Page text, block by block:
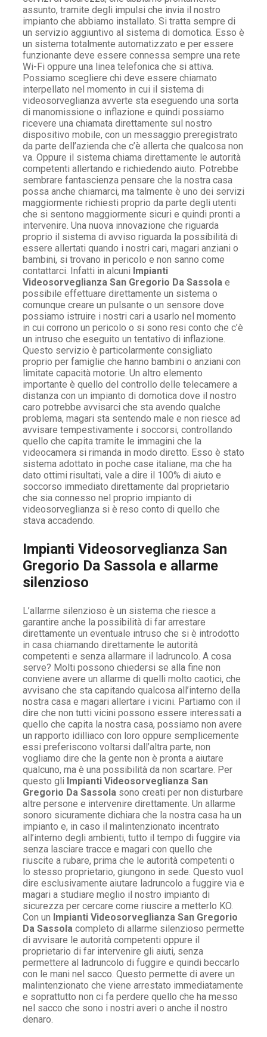
assunto, tramite degli impulsi che invia il nostro
impianto che abbiamo installato. Si tratta sempre di
un servizio aggiuntivo al sistema di domotica. Esso è
un sistema totalmente automatizzato e per essere
funzionante deve essere connessa sempre una rete
Wi-Fi oppure una linea telefonica che si attiva.
Possiamo scegliere chi deve essere chiamato
interpellato nel momento in cui il sistema di
videosorveglianza avverte sta eseguendo una sorta
di manomissione o inflazione e quindi possiamo
ricevere una chiamata direttamente sul nostro
dispositivo mobile, con un messaggio preregistrato
da parte dell’azienda che c’è allerta che qualcosa non
va. Oppure il sistema chiama direttamente le autorità
competenti allertando e richiedendo aiuto. Potrebbe
sembrare fantascienza pensare che la nostra casa
possa anche chiamarci, ma talmente è uno dei servizi
maggiormente richiesti proprio da parte degli utenti
che si sentono maggiormente sicuri e quindi pronti a
intervenire. Una nuova innovazione che riguarda
proprio il sistema di avviso riguarda la possibilità di
essere allertati quando i nostri cari, magari anziani o
bambini, si trovano in pericolo e non sanno come
contattarci. Infatti in alcuni Impianti
Videosorveglianza San Gregorio Da Sassola e
possibile effettuare direttamente un sistema o
comunque creare un pulsante o un sensore dove
possiamo istruire i nostri cari a usarlo nel momento
in cui corrono un pericolo o si sono resi conto che c’è
un intruso che eseguito un tentativo di inflazione.
Questo servizio è particolarmente consigliato
proprio per famiglie che hanno bambini o anziani con
limitate capacità motorie. Un altro elemento
importante è quello del controllo delle telecamere a
distanza con un impianto di domotica dove il nostro
caro potrebbe avvisarci che sta avendo qualche
problema, magari sta sentendo male e non riesce ad
avvisare tempestivamente i soccorsi, controllando
quello che capita tramite le immagini che la
videocamera si rimanda in modo diretto. Esso è stato
sistema adottato in poche case italiane, ma che ha
dato ottimi risultati, vale a dire il 100% di aiuto e
soccorso immediato direttamente dal proprietario
che sia connesso nel proprio impianto di
videosorveglianza si è reso conto di quello che
stava accadendo.
Impianti Videosorveglianza San
Gregorio Da Sassola e allarme
silenzioso
L’allarme silenzioso è un sistema che riesce a
garantire anche la possibilità di far arrestare
direttamente un eventuale intruso che si è introdotto
in casa chiamando direttamente le autorità
competenti e senza allarmare il ladruncolo. A cosa
serve? Molti possono chiedersi se alla fine non
conviene avere un allarme di quelli molto caotici, che
avvisano che sta capitando qualcosa all’interno della
nostra casa e magari allertare i vicini. Partiamo con il
dire che non tutti vicini possono essere interessati a
quello che capita la nostra casa, possiamo non avere
un rapporto idilliaco con loro oppure semplicemente
essi preferiscono voltarsi dall’altra parte, non
vogliamo dire che la gente non è pronta a aiutare
qualcuno, ma è una possibilità da non scartare. Per
questo gli Impianti Videosorveglianza San
Gregorio Da Sassola sono creati per non disturbare
altre persone e intervenire direttamente. Un allarme
sonoro sicuramente dichiara che la nostra casa ha un
impianto e, in caso il malintenzionato incentrato
all’interno degli ambienti, tutto il tempo di fuggire via
senza lasciare tracce e magari con quello che
riuscite a rubare, prima che le autorità competenti o
lo stesso proprietario, giungono in sede. Questo vuol
dire esclusivamente aiutare ladruncolo a fuggire via e
magari a studiare meglio il nostro impianto di
sicurezza per cercare come riuscire a metterlo KO.
Con un Impianti Videosorveglianza San Gregorio
Da Sassola completo di allarme silenzioso permette
di avvisare le autorità competenti oppure il
proprietario di far intervenire gli aiuti, senza
permettere al ladruncolo di fuggire e quindi beccarlo
con le mani nel sacco. Questo permette di avere un
malintenzionato che viene arrestato immediatamente
e soprattutto non ci fa perdere quello che ha messo
nel sacco che sono i nostri averi o anche il nostro
denaro.